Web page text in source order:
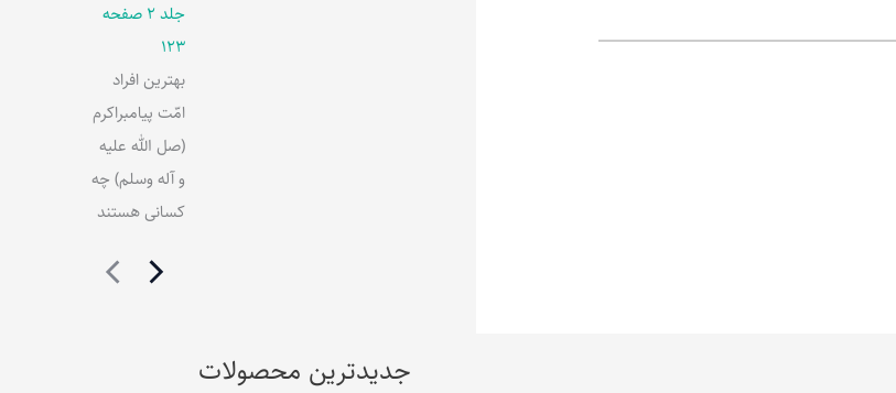
جلد 2 صفحه
123
بهترین افراد
امّت پیامبراکرم
(صل الله علیه
و آله وسلم) چه
کسانی هستند
جدیدترین محصولات